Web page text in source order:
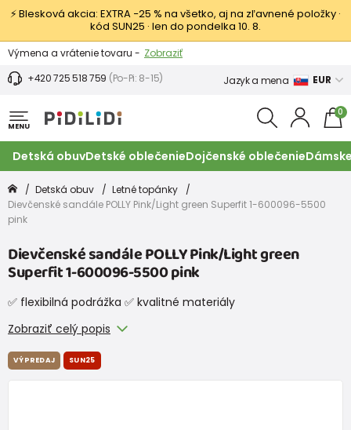
⚡ Blesková akcia: EXTRA −25 % na všetko, aj na zľavnené položky ·
kód SUN25 · len do pondelka 10. 8.
Výmena a vrátenie tovaru - Zobraziť
Zľava 3,80 EUR na prvý nákup - Podmienky
+420 725 518 759 (Po-Pi: 8-15) Jazyk a mena EUR
MENU
0
Detská obuvDetské oblečenieDojčenské oblečenie
Detská obuv
Letné topánky
Dievčenské sandále POLLY Pink/Light green Superfit 1-600096-5500
pink
Dievčenské sandále POLLY Pink/Light green
Superfit 1-600096-5500 pink
✅ flexibilná podrážka ✅ kvalitné materiály
Zobraziť celý popis
VÝPREDAJ SUN25